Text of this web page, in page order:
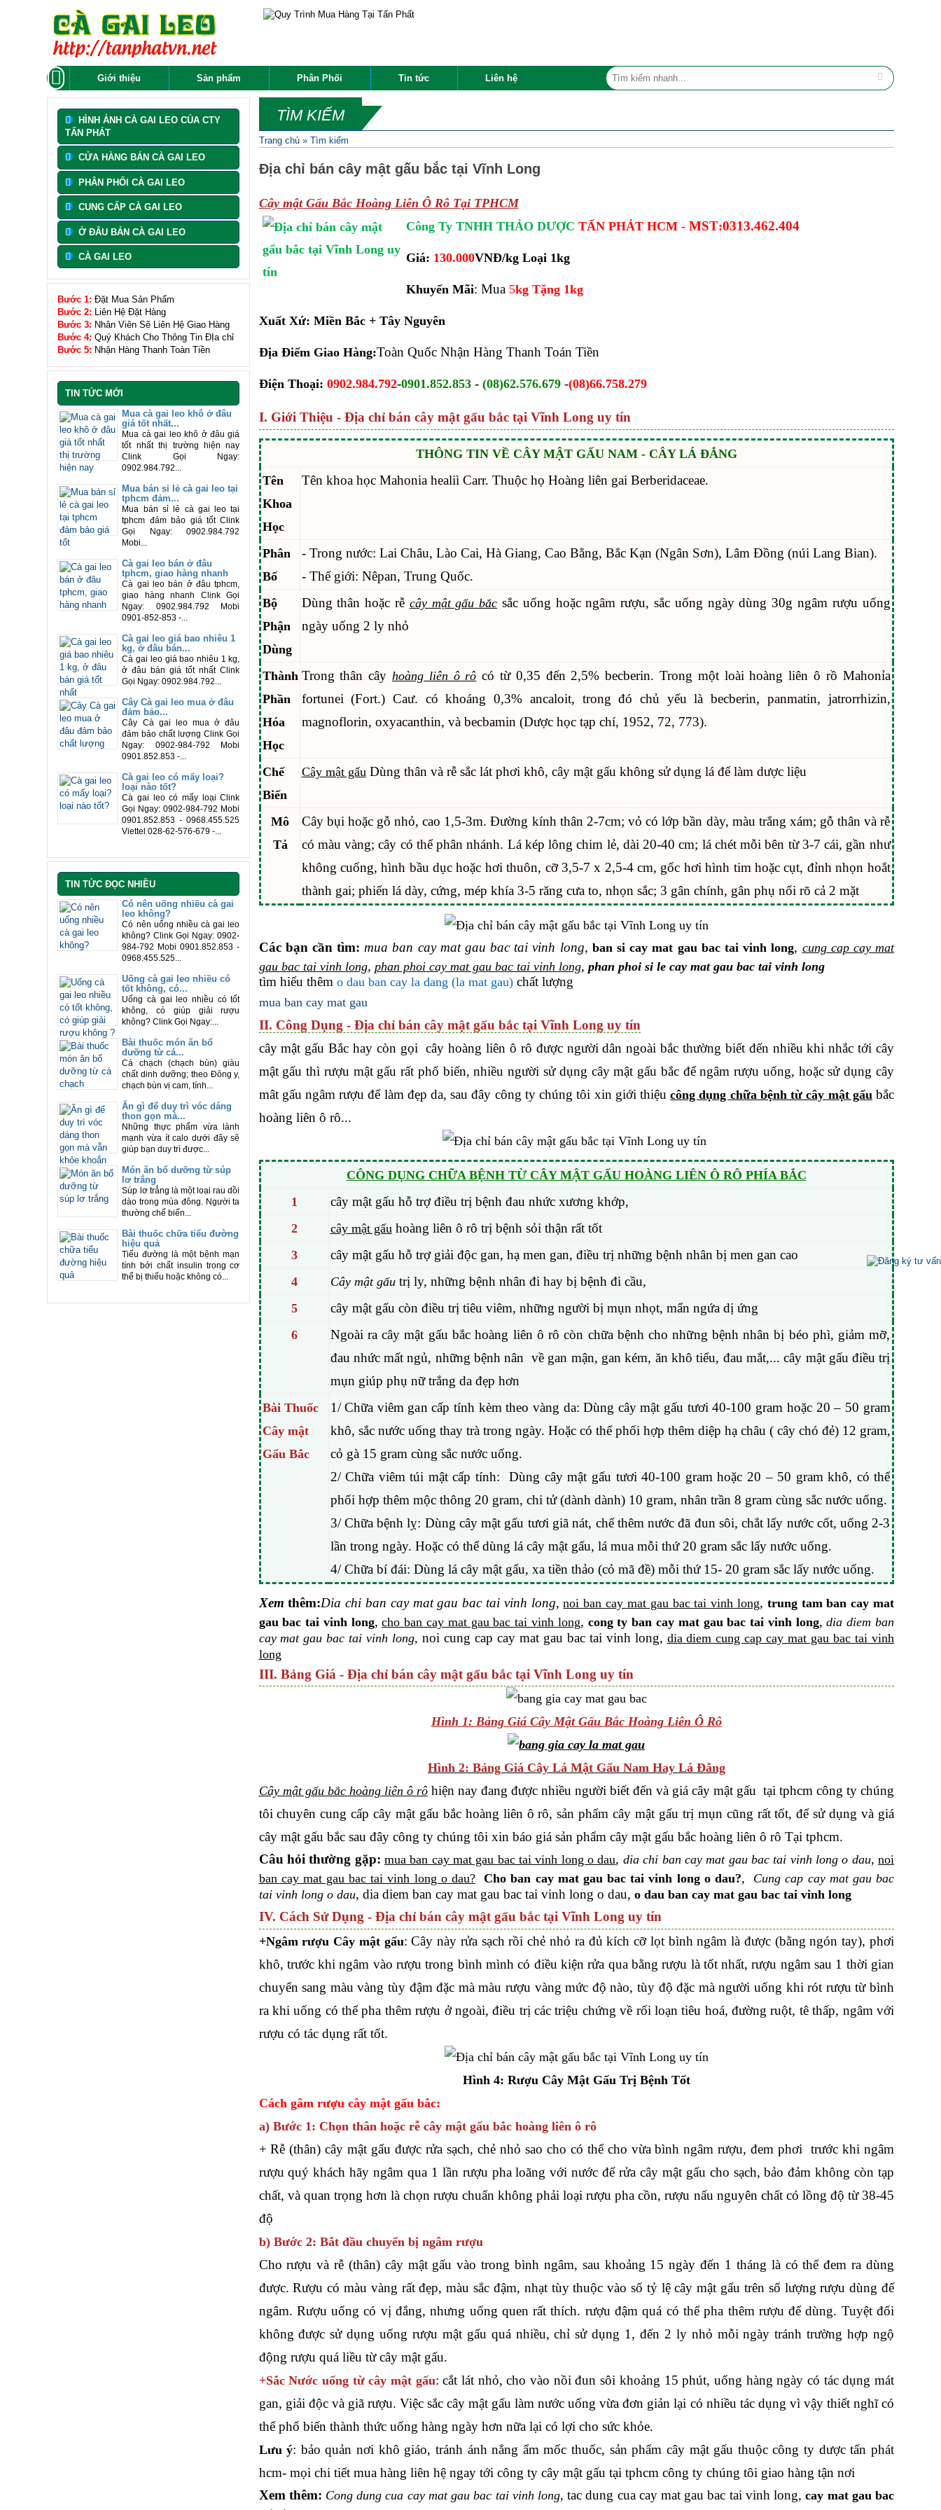
Giới thiệu Sản phẩm Phân Phối Tin tức Liên hệ
HÌNH ẢNH CÀ GAI LEO CỦA CTY
TẤN PHÁT
CỬA HÀNG BÁN CÀ GAI LEO
PHÂN PHỐI CÀ GAI LEO
CUNG CẤP CÀ GAI LEO
Ở ĐÂU BÁN CÀ GAI LEO
CÀ GAI LEO
Bước 1: Đặt Mua Sản Phẩm
Bước 2: Liên Hệ Đặt Hàng
Bước 3: Nhân Viên Sẽ Liên Hệ Giao Hàng
Bước 4: Quý Khách Cho Thông Tin ĐỊa chỉ
Bước 5: Nhận Hàng Thanh Toàn Tiền
TIN TỨC MỚI
Mua cà gai leo khô ở đâu
giá tốt nhất...
Mua cà gai leo khô ở đâu giá
tốt nhất thị trường hiện nay
Clink Gọi Ngay:
0902.984.792...
Mua bán sỉ lẻ cà gai leo tại
tphcm đảm...
Mua bán sỉ lẻ cà gai leo tại
tphcm đảm bảo giá tốt Clink
Gọi Ngay: 0902.984.792
Mobi...
Cà gai leo bán ở đâu
tphcm, giao hàng nhanh
Cà gai leo bán ở đâu tphcm,
giao hàng nhanh Clink Gọi
Ngay: 0902.984.792 Mobi
0901-852-853 -...
Cà gai leo giá bao nhiêu 1
kg, ở đâu bán...
Cà gai leo giá bao nhiêu 1 kg,
ở đâu bán giá tốt nhất Clink
Gọi Ngay: 0902.984.792...
Cây Cà gai leo mua ở đâu
đảm bảo...
Cây Cà gai leo mua ở đâu
đảm bảo chất lượng Clink Gọi
Ngay: 0902-984-792 Mobi
0901.852.853 -...
Cà gai leo có mấy loại?
loại nào tốt?
Cà gai leo có mấy loại Clink
Gọi Ngay: 0902-984-792 Mobi
0901.852.853 - 0968.455.525
Viettel 028-62-576-679 -...
TIN TỨC ĐỌC NHIỀU
Có nên uống nhiều cà gai
leo không?
Có nên uống nhiều cà gai leo
không? Clink Gọi Ngay: 0902-
984-792 Mobi 0901.852.853 -
0968.455.525...
Uống cà gai leo nhiều có
tốt không, có...
Uống cà gai leo nhiều có tốt
không, có giúp giải rượu
không? Clink Gọi Ngay:...
Bài thuốc món ăn bổ
dưỡng từ cá...
Cá chạch (chạch bùn) giàu
chất dinh dưỡng; theo Đông y,
chạch bùn vị cam, tính...
Ăn gì để duy trì vóc dáng
thon gọn mà...
Những thực phẩm vừa lành
mạnh vừa ít calo dưới đây sẽ
giúp bạn duy trì được...
Món ăn bổ dưỡng từ súp
lơ trắng
Súp lơ trắng là một loại rau dồi
dào trong mùa đông. Người ta
thường chế biến...
Bài thuốc chữa tiểu đường
hiệu quả
Tiểu đường là một bệnh mạn
tính bởi chất insulin trong cơ
thể bị thiếu hoặc không có...
TÌM KIẾM
Trang chủ » Tìm kiếm
Địa chỉ bán cây mật gấu bắc tại Vĩnh Long
Cây mật Gấu Bắc Hoàng Liên Ô Rô Tại TPHCM
Công Ty TNHH THẢO DƯỢC TẤN PHÁT HCM - MST:0313.462.404
Giá: 130.000VNĐ/kg Loại 1kg
Khuyến Mãi: Mua 5kg Tặng 1kg
Xuất Xứ: Miền Bắc + Tây Nguyên
Địa Điểm Giao Hàng:Toàn Quốc Nhận Hàng Thanh Toán Tiền
Điện Thoại: 0902.984.792-0901.852.853- (08)62.576.679-(08)66.758.279
I. Giới Thiệu - Địa chỉ bán cây mật gấu bắc tại Vĩnh Long uy tín
THÔNG TIN VỀ CÂY MẬT GẤU NAM - CÂY LÁ ĐẮNG
Tên
Khoa
Học
Tên khoa học Mahonia healiì Carr. Thuộc họ Hoàng liên gai Berberidaceae.
Phân
Bố
- Trong nước: Lai Châu, Lào Cai, Hà Giang, Cao Bằng, Bắc Kạn (Ngân Sơn), Lâm Đồng (núi Lang Bian).
- Thế giới: Nêpan, Trung Quốc.
Bộ
Phận
Dùng
Dùng thân hoặc rễ cây mật gấu bắc sắc uống hoặc ngâm rượu, sắc uống ngày dùng 30g ngâm rượu uống
ngày uống 2 ly nhỏ
Thành
Phần
Hóa
Học
Trong thân cây hoàng liên ô rô có từ 0,35 đến 2,5% becberin. Trong một loài hoàng liên ô rồ Mahonỉa
fortunei (Fort.) Caư. có khoáng 0,3% ancaloit, trong đó chủ yếu là becberin, panmatin, jatrorrhizin,
magnoflorin, oxyacanthin, và becbamin (Dược học tạp chí, 1952, 72, 773).
Chế
Biến
Cây mật gấu Dùng thân và rễ sắc lát phơi khô, cây mật gấu không sử dụng lá để làm dược liệu
Mô
Tả
Cây bụi hoặc gỗ nhỏ, cao 1,5-3m. Đường kính thân 2-7cm; vỏ có lớp bần dày, màu trắng xám; gỗ thân và rễ
có màu vàng; cây có thể phân nhánh. Lá kép lông chim lẻ, dài 20-40 cm; lá chét mỗi bên từ 3-7 cái, gần như
không cuống, hình bầu dục hoặc hơi thuôn, cỡ 3,5-7 x 2,5-4 cm, gốc hơi hình tim hoặc cụt, đỉnh nhọn hoắt
thành gai; phiến lá dày, cứng, mép khía 3-5 răng cưa to, nhọn sắc; 3 gân chính, gân phụ nổi rõ cả 2 mặt
Các bạn cần tìm: mua ban cay mat gau bac tai vinh long, ban si cay mat gau bac tai vinh long, cung cap cay mat
gau bac tai vinh long, phan phoi cay mat gau bac tai vinh long, phan phoi si le cay mat gau bac tai vinh long
tìm hiểu thêm o dau ban cay la dang (la mat gau)chất lượng
mua ban cay mat gau
II. Công Dụng - Địa chỉ bán cây mật gấu bắc tại Vĩnh Long uy tín
cây mật gấu Bắc hay còn gọi cây hoàng liên ô rô được người dân ngoài bắc thường biết đến nhiều khi nhắc tới cây
mật gấu thì rượu mật gấu rất phổ biến, nhiều người sử dụng cây mật gấu bắc để ngâm rượu uống, hoặc sử dụng cây
mât gấu ngâm rượu để làm đẹp da, sau đây công ty chúng tôi xin giới thiệucông dụng chữa bệnh từ cây mật gấu bắc
hoàng liên ô rô...
CÔNG DỤNG CHỮA BỆNH TỪ CÂY MẬT GẤU HOÀNG LIÊN Ô RÔ PHÍA BẮC
1
cây mật gấu hỗ trợ điều trị bệnh đau nhức xương khớp,
2 cây mật gấu hoàng liên ô rô trị bệnh sỏi thận rất tốt
3 cây mật gấu hỗ trợ giải độc gan, hạ men gan, điều trị những bệnh nhân bị men gan cao
4 Cây mật gấutrị ly, những bệnh nhân đi hay bị bệnh đi cầu,
5 cây mật gấu còn điều trị tiêu viêm, những người bị mụn nhọt, mẩn ngứa dị ứng
6
Ngoài ra cây mật gấu bắc hoàng liên ô rô còn chữa bệnh cho những bệnh nhân bị béo phì, giảm mỡ,
đau nhức mất ngủ, những bệnh nân về gan mận, gan kém, ăn khô tiểu, đau mắt,... cây mật gấu điều trị
mụn giúp phụ nữ trắng da đẹp hơn
Bài Thuốc
Cây mật
Gấu Bắc
1/ Chữa viêm gan cấp tính kèm theo vàng da: Dùng cây mật gấu tươi 40-100 gram hoặc 20 – 50 gram
khô, sắc nước uống thay trà trong ngày. Hoặc có thể phối hợp thêm diệp hạ châu ( cây chó đẻ) 12 gram,
cỏ gà 15 gram cùng sắc nước uống.
2/ Chữa viêm túi mật cấp tính: Dùng cây mật gấu tươi 40-100 gram hoặc 20 – 50 gram khô, có thể
phối hợp thêm mộc thông 20 gram, chi tử (dành dành) 10 gram, nhân trần 8 gram cùng sắc nước uống.
3/ Chữa bệnh lỵ: Dùng cây mật gấu tươi giã nát, chế thêm nước đã đun sôi, chắt lấy nước cốt, uống 2-3
lần trong ngày. Hoặc có thể dùng lá cây mật gấu, lá mua mỗi thứ 20 gram sắc lấy nước uống.
4/ Chữa bí đái: Dùng lá cây mật gấu, xa tiền thảo (cỏ mã đề) mỗi thứ 15- 20 gram sắc lấy nước uống.
Xemthêm:Dia chi ban cay mat gau bac tai vinh long,noi ban cay mat gau bac tai vinh long, trung tam ban cay mat
gau bac tai vinh long,cho ban cay mat gau bac tai vinh long, cong ty ban cay mat gau bac tai vinh long,dia diem ban
cay mat gau bac tai vinh long, noi cung cap cay mat gau bac tai vinh long, dia diem cung cap cay mat gau bac tai vinh
long
III. Bảng Giá - Địa chỉ bán cây mật gấu bắc tại Vĩnh Long uy tín
Hình 1: Bảng Giá Cây Mật Gấu Bắc Hoàng Liên Ô Rô
Hình 2: Bảng Giá Cây Lá Mật Gấu Nam Hay Lá Đắng
Cây mật gấu bắc hoàng liên ô rôhiện nay đang được nhiều người biết đến và giá cây mật gấu tại tphcm công ty chúng
tôi chuyên cung cấp cây mật gấu bắc hoàng liên ô rô, sản phẩm cây mật gấu trị mụn cũng rất tốt, để sử dụng và giá
cây mật gấu bắc sau đây công ty chúng tôi xin báo giá sản phẩm cây mật gấu bắc hoàng liên ô rô Tại tphcm.
Câu hỏi thường gặp: mua ban cay mat gau bac tai vinh long o dau, dia chi ban cay mat gau bac tai vinh long o dau,noi
ban cay mat gau bac tai vinh long o dau?
Cho ban cay mat gau bac tai vinh long o dau?, Cung cap cay mat gau bac
tai vinh long o dau, dia diem ban cay mat gau bac tai vinh long o dau, o dau ban cay mat gau bac tai vinh long
IV. Cách Sử Dụng - Địa chỉ bán cây mật gấu bắc tại Vĩnh Long uy tín
+Ngâm rượu Cây mật gấu: Cây này rửa sạch rồi chẻ nhỏ ra đủ kích cỡ lọt bình ngâm là được (bằng ngón tay), phơi
khô, trước khi ngâm vào rượu trong bình mình có điều kiện rửa qua bằng rượu là tốt nhất, rượu ngâm sau 1 thời gian
chuyển sang màu vàng tùy đậm đặc mà màu rượu vàng mức độ nào, tùy độ đặc mà người uống khi rót rượu từ bình
ra khi uống có thể pha thêm rượu ở ngoài, điều trị các triệu chứng về rối loạn tiêu hoá, đường ruột, tê thấp, ngâm với
rượu có tác dụng rất tốt.
Hình 4: Rượu Cây Mật Gấu Trị Bệnh Tốt
Cách gâm rượu cây mật gấu bắc:
a) Bước 1: Chọn thân hoặc rễ cây mật gấu bắc hoàng liên ô rô
+ Rễ (thân) cây mật gấu được rửa sạch, chẻ nhỏ sao cho có thể cho vừa bình ngâm rượu, đem phơi trước khi ngâm
rượu quý khách hãy ngâm qua 1 lần rượu pha loãng với nước để rửa cây mật gấu cho sạch, bảo đảm không còn tạp
chất, và quan trọng hơn là chọn rượu chuẩn không phải loại rượu pha cồn, rượu nấu nguyên chất có lồng độ từ 38-45
độ
b) Bước 2: Bắt đầu chuyển bị ngâm rượu
Cho rượu và rễ (thân) cây mật gấu vào trong bình ngâm, sau khoảng 15 ngày đến 1 tháng là có thể đem ra dùng
được. Rượu có màu vàng rất đẹp, màu sắc đậm, nhạt tùy thuộc vào số tỷ lệ cây mật gấu trên số lượng rượu dùng để
ngâm. Rượu uống có vị đắng, nhưng uống quen rất thích. rượu đậm quá có thể pha thêm rượu để dùng. Tuyệt đối
không được sử dụng uống rượu mật gấu quá nhiều, chỉ sử dụng 1, đến 2 ly nhỏ mỗi ngày tránh trường hợp ngộ
động rượu quá liều từ cây mật gấu.
+Sắc Nước uống từ cây mật gấu: cắt lát nhỏ, cho vào nồi đun sôi khoảng 15 phút, uống hàng ngày có tác dụng mát
gan, giải độc và giã rượu. Việc sắc cây mật gấu làm nước uống vừa đơn giản lại có nhiều tác dụng vì vậy thiết nghĩ có
thể phổ biến thành thức uống hàng ngày hơn nữa lại có lợi cho sức khỏe.
Lưu ý: bảo quản nơi khô giáo, tránh ánh nắng ẩm mốc thuốc, sản phẩm cây mật gấu thuộc công ty dược tấn phát
hcm- mọi chi tiết mua hàng liên hệ ngay tới công ty cây mật gấu tại tphcm công ty chúng tôi giao hàng tận nơi
Xem thêm: Cong dung cua cay mat gau bac tai vinh long, tac dung cua cay mat gau bac tai vinh long,cay mat gau bac